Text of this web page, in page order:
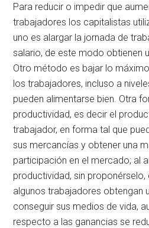
Para reducir o impedir que
trabajadores los capitalistas
uno es alargar la jornada de
salario, de este modo obtienen
Otro método es bajar lo
los trabajadores, incluso a
pueden alimentarse bien. Otra
productividad, es decir el
trabajador, en forma tal que
sus mercancías y obtener una
participación en el mercado; al
productividad, sin
algunos trabajadores obtengan
conseguir sus medios de vida,
respecto a las ganancias se